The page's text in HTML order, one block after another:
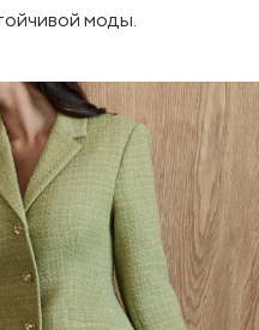
моды.